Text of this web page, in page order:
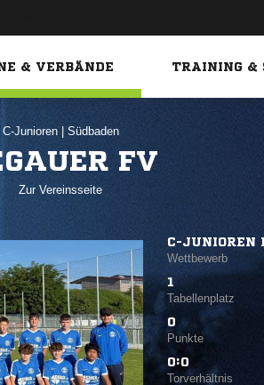
& VERBÄNDE TRAINING &
C-Junioren Südbaden
FV
Zur Vereinsseite
C-JUNIOREN
Wettbewerb
1
Tabellenplatz
0
Punkte
0:0
Torverhältnis